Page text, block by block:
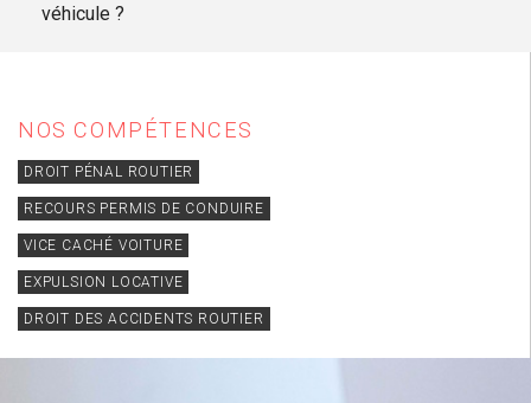
véhicule ?
NOS COMPÉTENCES
DROIT PÉNAL ROUTIER
RECOURS PERMIS DE CONDUIRE
VICE CACHÉ VOITURE
EXPULSION LOCATIVE
DROIT DES ACCIDENTS ROUTIER